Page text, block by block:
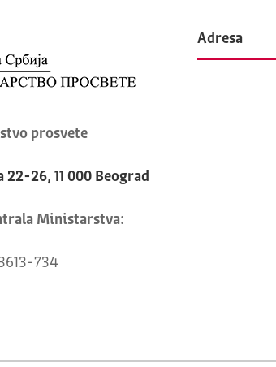
prosvete
26, 11 000 Beograd
Ministarstva:
734
Adresa